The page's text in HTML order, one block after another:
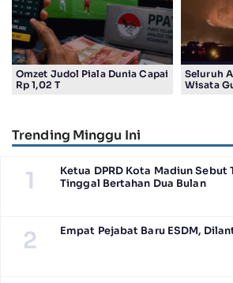
Omzet Judol Piala Dunia Capai
Rp 1,02 T
Seluruh
Wisata
Trending Minggu Ini
1
Ketua DPRD Kota Madiun Sebut
Tinggal Bertahan Dua Bulan
2 Empat Pejabat Baru ESDM,